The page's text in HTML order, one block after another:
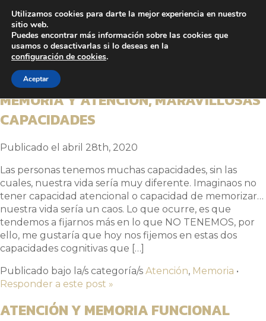
Entradas etiquetadas con
“memoria”
MEMORIA Y ATENCIÓN, MARAVILLOSAS
CAPACIDADES
Publicado el abril 28th, 2020
Las personas tenemos muchas capacidades, sin las
cuales, nuestra vida sería muy diferente. Imaginaos no
tener capacidad atencional o capacidad de memorizar…
nuestra vida sería un caos. Lo que ocurre, es que
tendemos a fijarnos más en lo que NO TENEMOS, por
ello, me gustaría que hoy nos fijemos en estas dos
capacidades cognitivas que […]
Publicado bajo la/s categoría/s Atención, Memoria •
Responder a este post »
ATENCIÓN Y MEMORIA FUNCIONAL
Utilizamos cookies para darte la mejor experiencia en nuestro
sitio web.
Puedes encontrar más información sobre las cookies que
usamos o desactivarlas si lo deseas en la
configuración de cookies.
Aceptar